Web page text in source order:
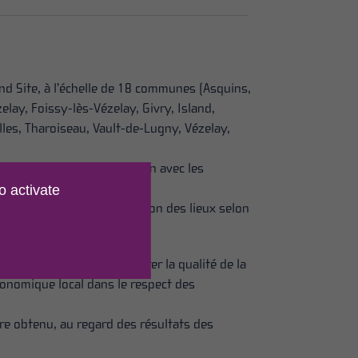
Site, à l’échelle de 18 communes (Asquins,
Foissy-lès-Vézelay, Givry, Island,
Tharoiseau, Vault-de-Lugny, Vézelay,
en étroite association avec les
préservation et de gestion des lieux selon
et culturelle, améliorer la qualité de la
local dans le respect des
obtenu, au regard des résultats des
activate